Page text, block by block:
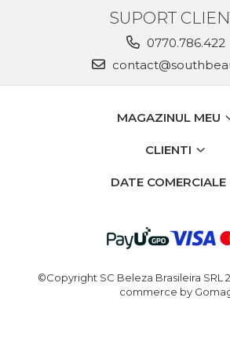
SUPORT
0770.786.422
MAGAZINUL MEU
CLIENTI
DATE COMERCIALE
©Copyright SC Beleza Brasileira SRL
commerce by